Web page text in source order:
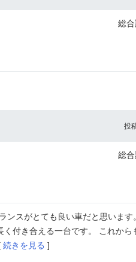
総合
投
総合
ンスがとても良い車だと思います
付き合える一台です。 これから
続きを見る ]